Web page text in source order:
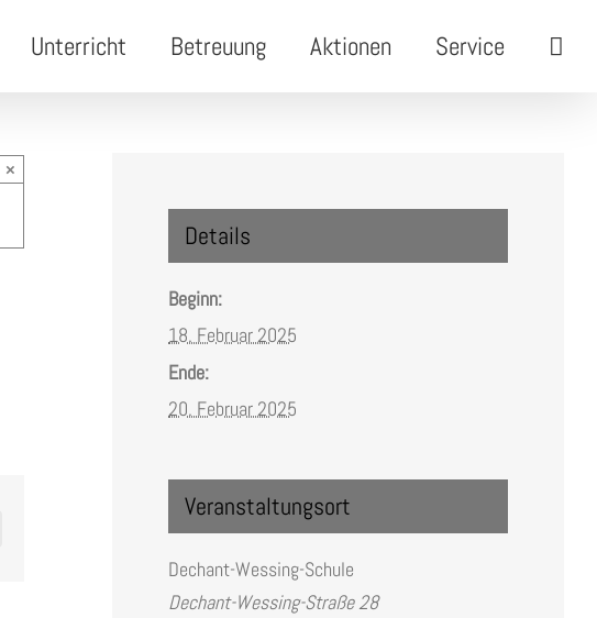
Unterricht Betreuung Aktionen Service
×
Details
Beginn:
18. Februar 2025
Ende:
20. Februar 2025
Veranstaltungsort
Dechant-Wessing-Schule
Dechant-Wessing-Straße 28